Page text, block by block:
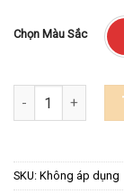
Chọn Màu Sắc
Pallet liền khối lõi
SKU: Không áp dụng